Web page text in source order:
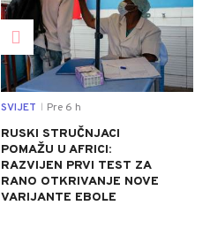
SVIJET Pre 6 h
RUSKI STRUČNJACI
POMAŽU U AFRICI:
RAZVIJEN PRVI TEST ZA
RANO OTKRIVANJE NOVE
VARIJANTE EBOLE